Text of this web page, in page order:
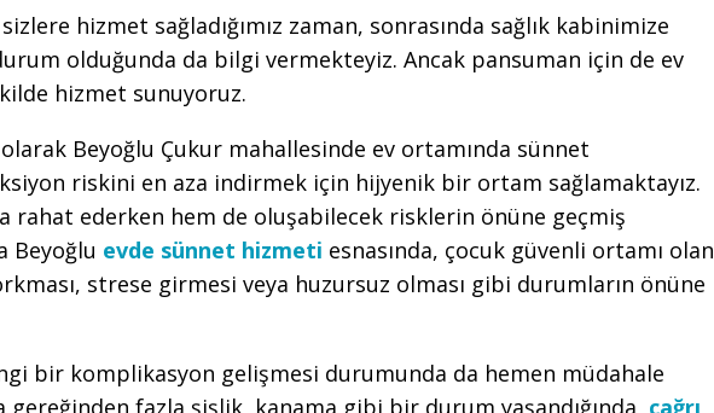
hizmet sağladığımız zaman, sonrasında sağlık kabinimize
olduğunda da bilgi vermekteyiz. Ancak pansuman için de ev
hizmet sunuyoruz.
olarak Beyoğlu Çukur mahallesinde ev ortamında sünnet
riskini en aza indirmek için hijyenik bir ortam sağlamaktayız.
rahat ederken hem de oluşabilecek risklerin önüne geçmiş
Beyoğlu evde sünnet hizmeti esnasında, çocuk güvenli ortamı olan
strese girmesi veya huzursuz olması gibi durumların önüne
bir komplikasyon gelişmesi durumunda da hemen müdahale
gereğinden fazla şişlik, kanama gibi bir durum yaşandığında, çağrı